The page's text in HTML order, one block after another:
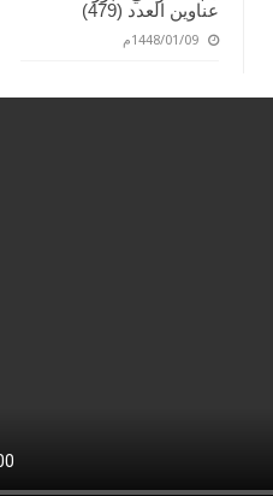
عناوين العدد (479)
1448/01/09م